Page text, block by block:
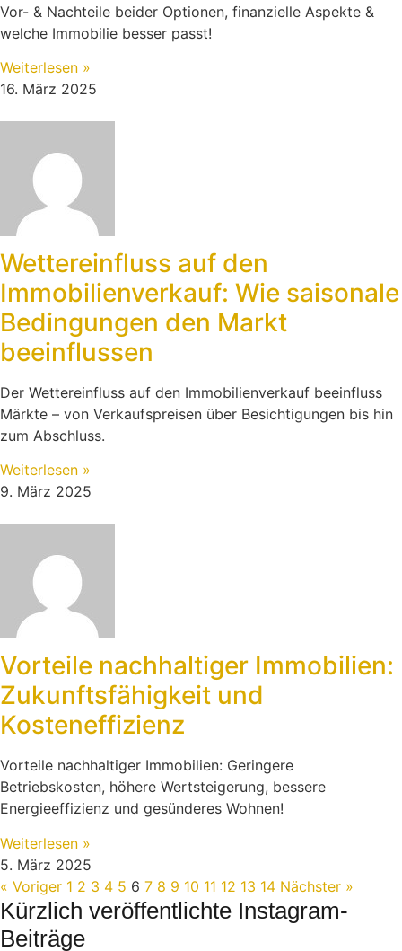
Vor- & Nachteile beider Optionen, finanzielle Aspekte &
welche Immobilie besser passt!
Weiterlesen »
16. März 2025
Wettereinfluss auf den
Immobilienverkauf: Wie saisonale
Bedingungen den Markt
beeinflussen
Der Wettereinfluss auf den Immobilienverkauf beeinfluss
Märkte – von Verkaufspreisen über Besichtigungen bis hin
zum Abschluss.
Weiterlesen »
9. März 2025
Vorteile nachhaltiger Immobilien:
Zukunftsfähigkeit und
Kosteneffizienz
Vorteile nachhaltiger Immobilien: Geringere
Betriebskosten, höhere Wertsteigerung, bessere
Energieeffizienz und gesünderes Wohnen!
Weiterlesen »
5. März 2025
« Voriger 1 2 3 4 5 6 7 8 9 10 11 12 13 14 Nächster »
Kürzlich veröffentlichte Instagram-
Beiträge